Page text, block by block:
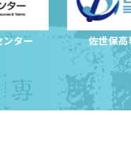
ター 佐世保高